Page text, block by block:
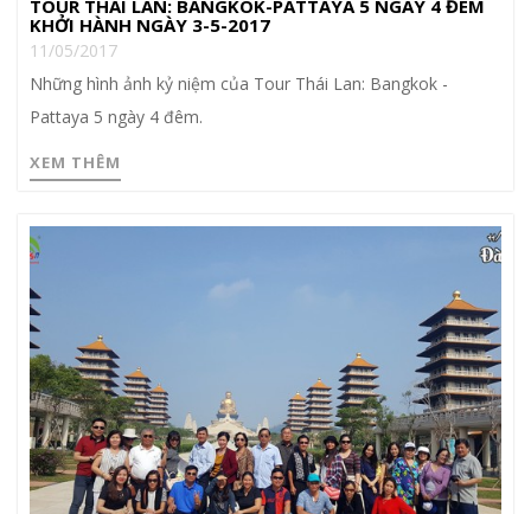
TOUR THÁI LAN: BANGKOK-PATTAYA 5 NGÀY 4 ĐÊM
KHỞI HÀNH NGÀY 3-5-2017
11/05/2017
Những hình ảnh kỷ niệm của Tour Thái Lan: Bangkok -
Pattaya 5 ngày 4 đêm.
XEM THÊM